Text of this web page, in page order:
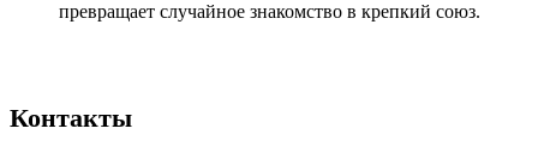
превращает случайное знакомство в крепкий союз.
Контакты